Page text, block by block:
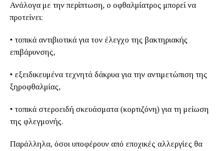
Ανάλογα με την περίπτωση, ο οφθαλμίατρος μπορεί να
προτείνει:
• τοπικά αντιβιοτικά για τον έλεγχο της βακτηριακής
επιβάρυνσης,
• εξειδικευμένα τεχνητά δάκρυα για την αντιμετώπιση της
ξηροφθαλμίας,
• τοπικά στεροειδή σκευάσματα (κορτιζόνη) για τη μείωση
της φλεγμονής.
Παράλληλα, όσοι υποφέρουν από εποχικές αλλεργίες θα